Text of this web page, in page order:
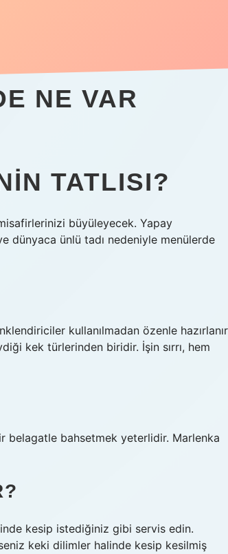
NE VAR
TATLISI?
büyüleyecek. Yapay
dünyaca ünlü tadı nedeniyle menülerde
kullanılmadan özenle
kek türlerinden biridir. İşin sırrı, hem
belagatle bahsetmek yeterlidir. Marlenka
kesip istediğiniz gibi servis edin.
keki dilimler halinde kesip kesilmiş